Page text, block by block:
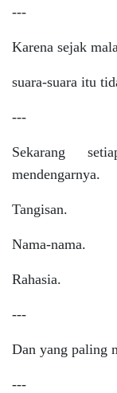
---
Karena sejak
suara-suara itu
---
Sekarang
mendengarnya.
Tangisan.
Nama-nama.
Rahasia.
---
Dan yang paling
---